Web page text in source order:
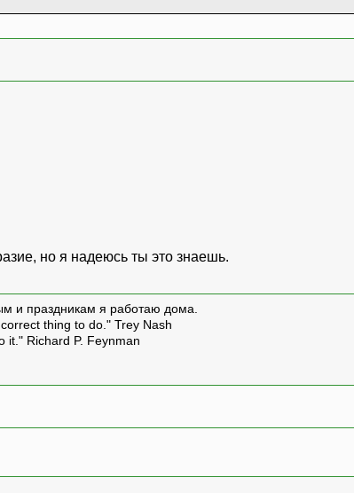
пустой хромосомы, как массива генов
но я надеюсь ты это знаешь.
и праздникам я работаю дома.
thing to do." Trey Nash
it." Richard P. Feynman